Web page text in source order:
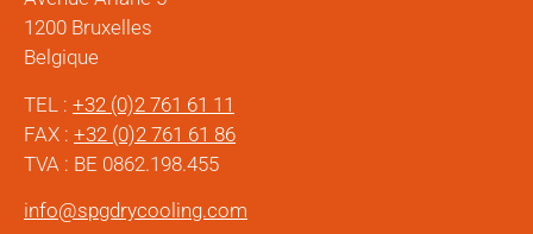
1200 Bruxelles
Belgique
TEL : +32 (0)2 761 61 11
FAX : +32 (0)2 761 61 86
TVA : BE 0862.198.455
info@spgdrycooling.com